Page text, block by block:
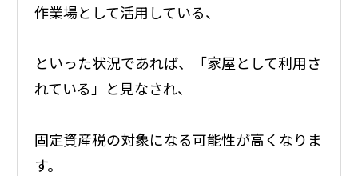
作業場として活用している、
といった状況であれば、「家屋として利用さ
れている」と見なされ、
固定資産税の対象になる可能性が高くなりま
す。